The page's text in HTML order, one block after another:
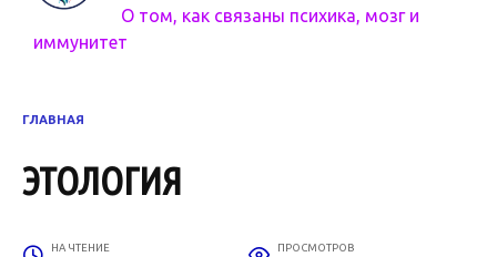
О том, как связаны психика, мозг и
иммунитет
ГЛАВНАЯ
ЭТОЛОГИЯ
НА ЧТЕНИЕ ПРОСМОТРОВ